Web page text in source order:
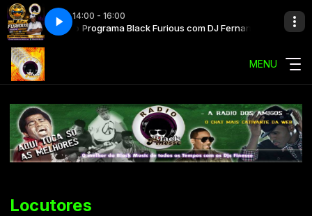
14:00 - 16:00
DJ Fernando Programa Black Furious com DJ Fernando
MENU
Locutores